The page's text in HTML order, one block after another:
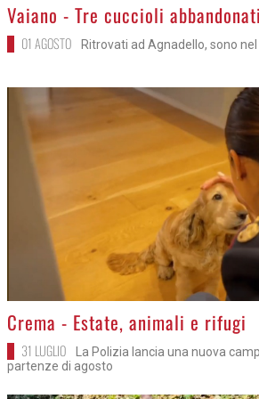
>
Vaiano - Tre cuccioli abbandonati
01 AGOSTO Ritrovati ad Agnadello, sono
>
Crema - Estate, animali e rifugi
31 LUGLIO
La Polizia lancia una nuova
partenze di agosto